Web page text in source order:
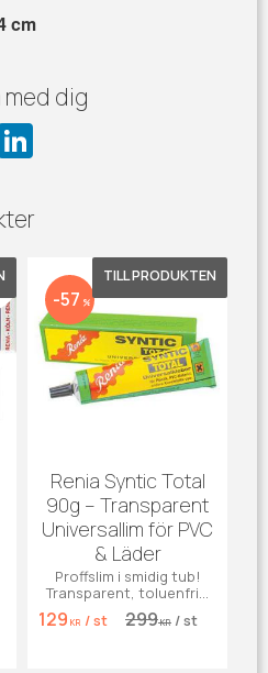
cm
med dig
d
till i favoriter
Renia Syntic Total
90g – Transparent
Universallim för PVC
& Läder
Proffslim i smidig tub!
Transparent, toluenfritt
PU-lim för PVC, läder och
syntetmaterial.
129 KR /st 299KR /st
57 % Lägg till